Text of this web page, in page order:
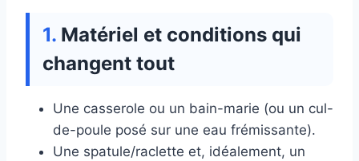
Matériel et conditions qui
changent tout
Une casserole ou un bain-marie (ou un cul-
de-poule posé sur une eau frémissante).
Une spatule/raclette et, idéalement, un